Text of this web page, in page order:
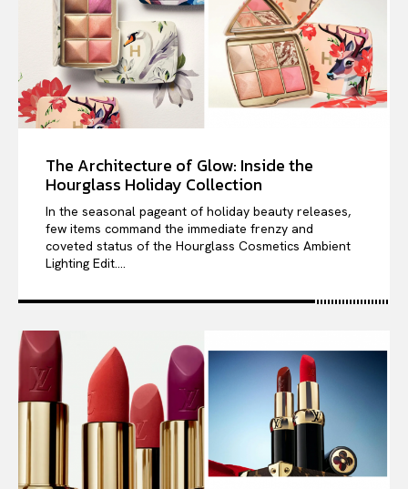
The Architecture of Glow: Inside the
Hourglass Holiday Collection
In the seasonal pageant of holiday beauty releases,
few items command the immediate frenzy and
coveted status of the Hourglass Cosmetics Ambient
Lighting Edit....